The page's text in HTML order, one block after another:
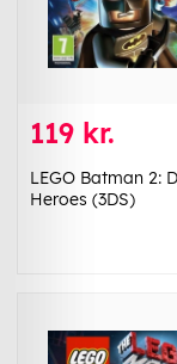
119 kr.
LEGO Batman 2:
Heroes (3DS)